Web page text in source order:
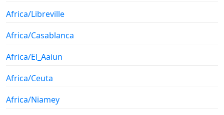
Africa/Libreville
Africa/Casablanca
Africa/El_Aaiun
Africa/Ceuta
Africa/Niamey